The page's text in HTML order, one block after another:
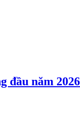
đầu năm